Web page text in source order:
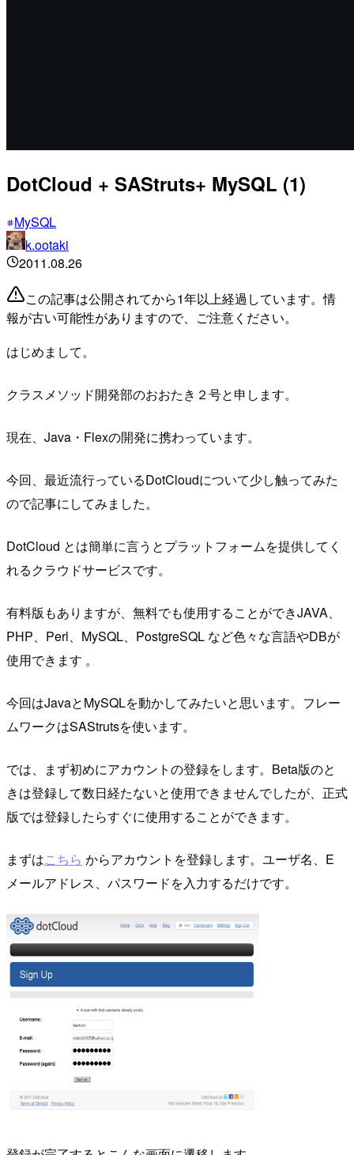
DotCloud + SAStruts+ MySQL (1)
MySQL
k.ootaki
2011.08.26
この記事は公開されてから1年以上経過しています。情
報が古い可能性がありますので、ご注意ください。
はじめまして。
クラスメソッド開発部のおおたき２号と申します。
現在、Java・Flexの開発に携わっています。
今回、最近流行っているDotCloudについて少し触ってみた
ので記事にしてみました。
DotCloud とは簡単に言うとプラットフォームを提供してく
れるクラウドサービスです。
有料版もありますが、無料でも使用することができJAVA、
PHP、Perl、MySQL、PostgreSQL など色々な言語やDBが
使用できます 。
今回はJavaとMySQLを動かしてみたいと思います。フレー
ムワークはSAStrutsを使います。
では、まず初めにアカウントの登録をします。Beta版のと
きは登録して数日経たないと使用できませんでしたが、正式
版では登録したらすぐに使用することができます。
まずはこちら からアカウントを登録します。ユーザ名、E
メールアドレス、パスワードを入力するだけです。